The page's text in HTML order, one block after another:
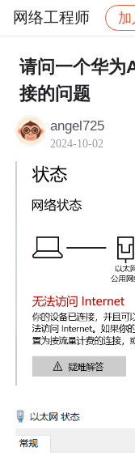
网络工程师 加
社区 网络工程师
请问一个华为
接的问题
angel725
2024-10-02